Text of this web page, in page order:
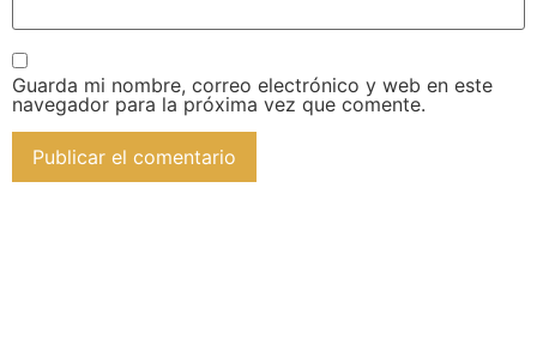
Guarda mi nombre, correo electrónico y web en este
navegador para la próxima vez que comente.